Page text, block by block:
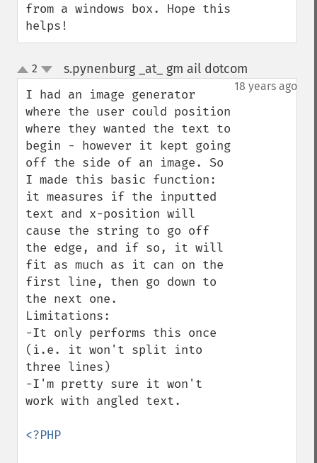
from a windows box. Hope this
helps!
up
down
2 s.pynenburg _at_ gm ail dotcom
18 years ago
I had an image generator
where the user could position
where they wanted the text to
begin - however it kept going
off the side of an image. So
I made this basic function:
it measures if the inputted
text and x-position will
cause the string to go off
the edge, and if so, it will
fit as much as it can on the
first line, then go down to
the next one.
Limitations:
-It only performs this once
(i.e. it won't split into
three lines)
-I'm pretty sure it won't
work with angled text.
<?PHP